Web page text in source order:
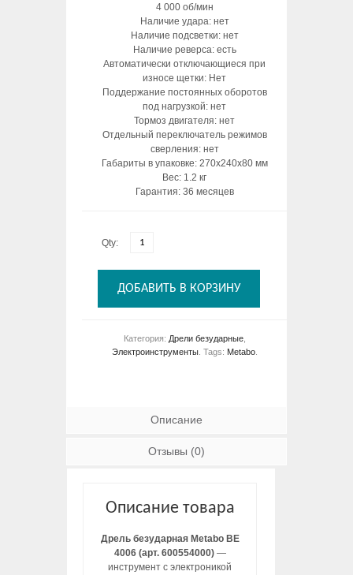
4 000 об/мин
Наличие удара: нет
Наличие подсветки: нет
Наличие реверса: есть
Автоматически отключающиеся при
износе щетки: Нет
Поддержание постоянных оборотов
под нагрузкой: нет
Тормоз двигателя: нет
Отдельный переключатель режимов
сверления: нет
Габариты в упаковке: 270х240х80 мм
Вес: 1.2 кг
Гарантия: 36 месяцев
Qty:
ДОБАВИТЬ В КОРЗИНУ
Категория: Дрели безударные,
Электроинструменты. Tags: Metabo.
Описание
Отзывы (0)
Описание товара
Дрель безударная Metabo BE
4006 (арт. 600554000)—
инструмент с электроникой